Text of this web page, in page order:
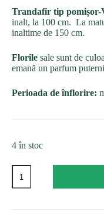
Trandafir tip pomișor-
inalt, la 100 cm. La
inaltime de 150 cm.
Florile sale sunt de
emană un parfum
Perioada de înflorire:
4 în stoc
Cantitate
Trandafir
tip
Vetra,